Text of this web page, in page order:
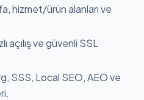
hizmet/ürün alanları ve
açılış ve güvenli SSL
SSS, Local SEO, AEO ve